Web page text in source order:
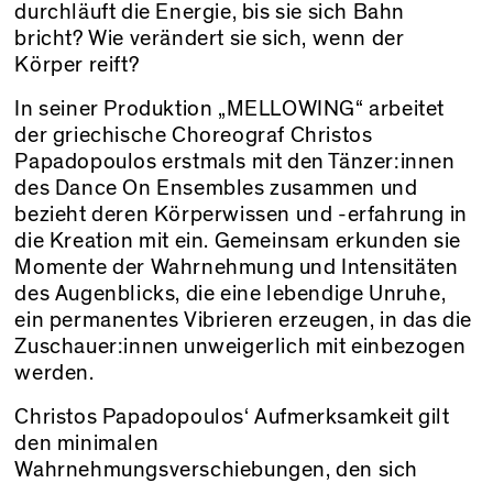
durchläuft die Energie, bis sie sich Bahn
bricht? Wie verändert sie sich, wenn der
Körper reift?
In seiner Produktion „MELLOWING“ arbeitet
der griechische Choreograf Christos
Papadopoulos erstmals mit den Tänzer:innen
des Dance On Ensembles zusammen und
bezieht deren Körperwissen und -erfahrung in
die Kreation mit ein. Gemeinsam erkunden sie
Momente der Wahrnehmung und Intensitäten
des Augenblicks, die eine lebendige Unruhe,
ein permanentes Vibrieren erzeugen, in das die
Zuschauer:innen unweigerlich mit einbezogen
werden.
Christos Papadopoulos‘ Aufmerksamkeit gilt
den minimalen
Wahrnehmungsverschiebungen, den sich